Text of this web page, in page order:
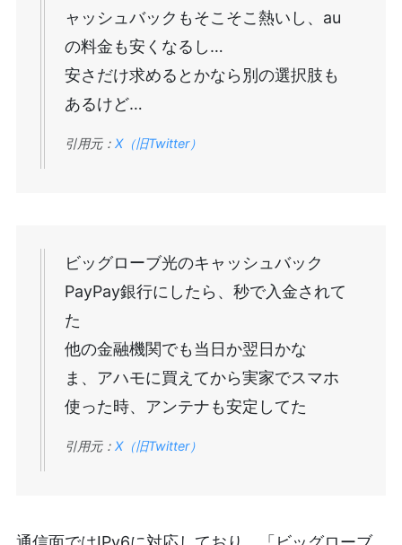
ャッシュバックもそこそこ熱いし、au
の料金も安くなるし…
安さだけ求めるとかなら別の選択肢も
あるけど…
引用元： X（旧Twitter）
ビッグローブ光のキャッシュバック
PayPay銀行にしたら、秒で入金されて
た
他の金融機関でも当日か翌日かな
ま、アハモに買えてから実家でスマホ
使った時、アンテナも安定してた
引用元： X（旧Twitter）